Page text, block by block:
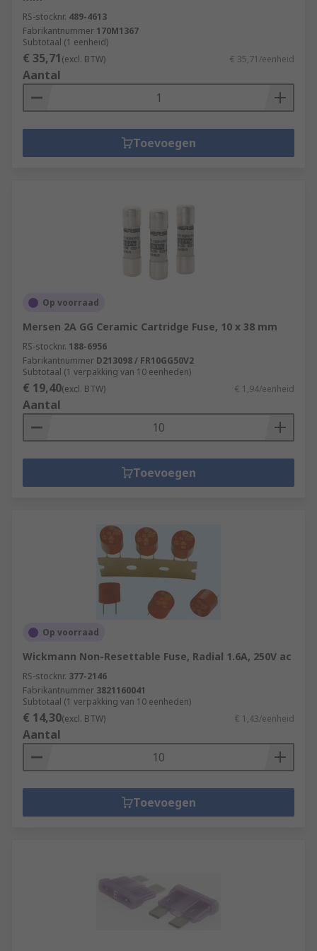
uses beyond industrial appliances, such as the
fuse kitsavailable from the RS Pro range.
RS-stocknr. 489-4613
Fabrikantnummer 170M1367
Subtotaal (1 eenheid)
€ 35,71(excl. BTW) € 35,71/eenheid
Aantal
Toevoegen
Op voorraad
Mersen 2A GG Ceramic Cartridge Fuse, 10 x 38 mm
RS-stocknr. 188-6956
Fabrikantnummer D213098 / FR10GG50V2
Subtotaal (1 verpakking van 10 eenheden)
€ 19,40(excl. BTW) € 1,94/eenheid
Aantal
Toevoegen
Op voorraad
Wickmann Non-Resettable Fuse, Radial 1.6A, 250V ac
RS-stocknr. 377-2146
Fabrikantnummer 3821160041
Subtotaal (1 verpakking van 10 eenheden)
€ 14,30(excl. BTW) € 1,43/eenheid
Aantal
Toevoegen